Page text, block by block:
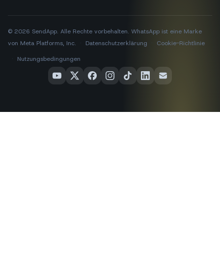
© 2026 SendApp. Alle Rechte vorbehalten. WhatsApp ist eine Marke
von Meta Platforms, Inc.
· Datenschutzerklärung ·
Cookie-Richtlinie
·
Nutzungsbedingungen